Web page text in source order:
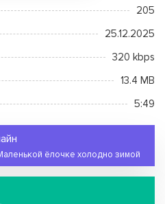
205
25.12.2025
320 kbps
13.4 MB
5:49
ёлочке холодно зимой